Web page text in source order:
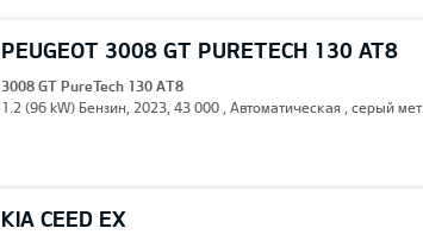
PEUGEOT 3008 GT PURETECH 130 AT8
3008 GT PureTech 130 AT8
1.2 (96 kW) Бензин, 2023, 43 000 , Автоматическая , серый мет.
KIA CEED EX